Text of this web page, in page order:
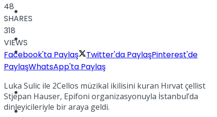
TV
Kadınca
Tatil
Spor
48
SHARES
318
VIEWS
Facebook'ta Paylaş
Twitter'da PaylaşPinterest'de
PaylaşWhatsApp'ta Paylaş
Luka Sulic ile 2Cellos müzikal ikilisini kuran Hırvat çellist
Stjepan Hauser, Epifoni organizasyonuyla İstanbul’da
dinleyicileriyle bir araya geldi.